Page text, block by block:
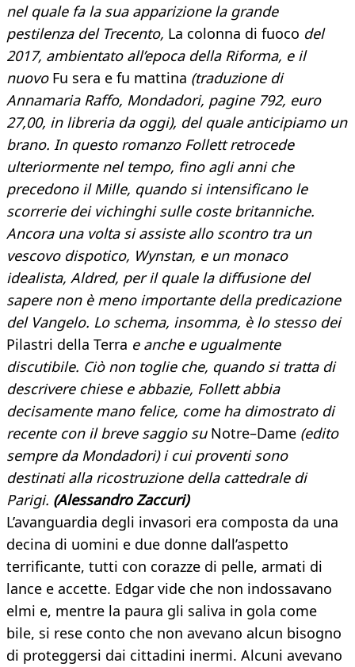
nel quale fa la sua apparizione la grande
pestilenza del Trecento, La colonna di fuoco del
2017, ambientato all’epoca della Riforma, e il
nuovo Fu sera e fu mattina (traduzione di
Annamaria Raffo, Mondadori, pagine 792, euro
27,00, in libreria da oggi), del quale anticipiamo un
brano. In questo romanzo Follett retrocede
ulteriormente nel tempo, fino agli anni che
precedono il Mille, quando si intensificano le
scorrerie dei vichinghi sulle coste britanniche.
Ancora una volta si assiste allo scontro tra un
vescovo dispotico, Wynstan, e un monaco
idealista, Aldred, per il quale la diffusione del
sapere non è meno importante della predicazione
del Vangelo. Lo schema, insomma, è lo stesso dei
Pilastri della Terra e anche e ugualmente
discutibile. Ciò non toglie che, quando si tratta di
descrivere chiese e abbazie, Follett abbia
decisamente mano felice, come ha dimostrato di
recente con il breve saggio su Notre–Dame (edito
sempre da Mondadori) i cui proventi sono
destinati alla ricostruzione della cattedrale di
Parigi. (Alessandro Zaccuri)
L’avanguardia degli invasori era composta da una
decina di uomini e due donne dall’aspetto
terrificante, tutti con corazze di pelle, armati di
lance e accette. Edgar vide che non indossavano
elmi e, mentre la paura gli saliva in gola come
bile, si rese conto che non avevano alcun bisogno
di proteggersi dai cittadini inermi. Alcuni avevano